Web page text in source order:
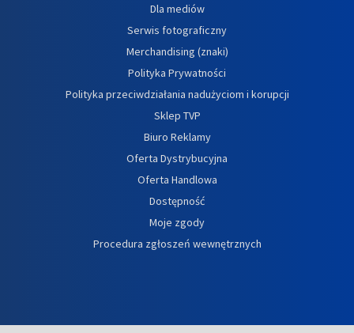
Dla mediów
Serwis fotograficzny
Merchandising (znaki)
Polityka Prywatności
Polityka przeciwdziałania nadużyciom i korupcji
Sklep TVP
Biuro Reklamy
Oferta Dystrybucyjna
Oferta Handlowa
Dostępność
Moje zgody
Procedura zgłoszeń wewnętrznych